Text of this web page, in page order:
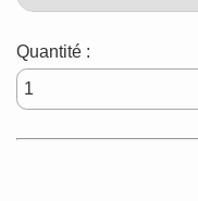
Quantité :